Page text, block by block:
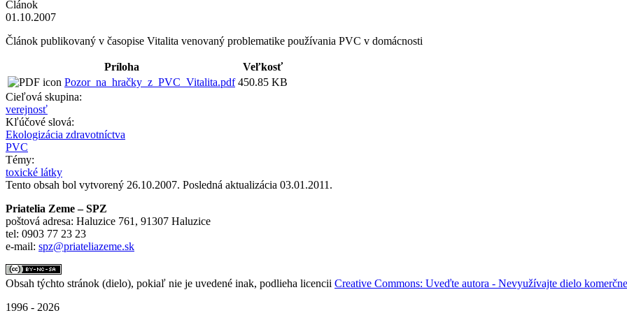
Článok
01.10.2007
Článok publikovaný v časopise Vitalita venovaný problematike používania PVC v domácnosti
Príloha
Veľkosť
Pozor_na_hračky_z_PVC_Vitalita.pdf 450.85 KB
Cieľová skupina:
verejnosť
Kľúčové slová:
Ekologizácia zdravotníctva
PVC
Témy:
toxické látky
Tento obsah bol vytvorený 26.10.2007. Posledná aktualizácia 03.01.2011.
Priatelia Zeme – SPZ
poštová adresa: Haluzice 761, 91307 Haluzice
tel: 0903 77 23 23
e-mail: spz@priateliazeme.sk
Obsah týchto stránok (dielo), pokiaľ nie je uvedené inak, podlieha licencii Creative Commons: Uveďte autora - Nevyužívajte dielo
1996 - 2026